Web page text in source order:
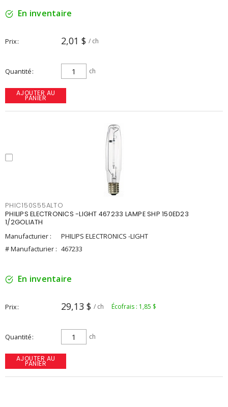
En inventaire
Prix 2,01 $ / ch
Quantité ch
AJOUTER AU
PANIER
PHIC150S55ALTO
PHILIPS ELECTRONICS -LIGHT 467233 LAMPE SHP 150ED23
1/2GOLIATH
Manufacturier :
PHILIPS ELECTRONICS -LIGHT
# Manufacturier : 467233
En inventaire
Prix 29,13 $ / ch Écofrais : 1,85 $
Quantité ch
AJOUTER AU
PANIER